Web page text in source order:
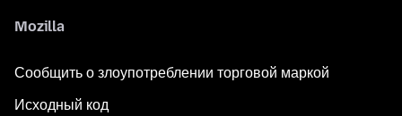
Mozilla
Сообщить о злоупотреблении торговой маркой
Исходный код